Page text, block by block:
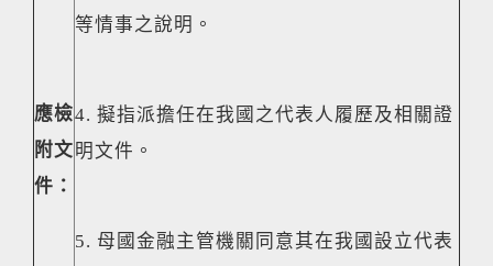
應檢
附文
件：
等情事之說明。
4. 擬指派擔任在我國之代表人履歷及相關證
明文件。
5. 母國金融主管機關同意其在我國設立代表